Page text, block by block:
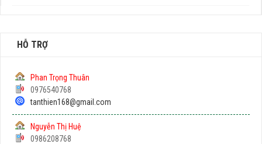
HỖ TRỢ
Phan Trọng Thuân
0976540768
tanthien168@gmail.com
Nguyễn Thị Huệ
0986208768